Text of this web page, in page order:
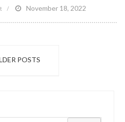
on
戰
贓
無
November 18, 2022
POSTS